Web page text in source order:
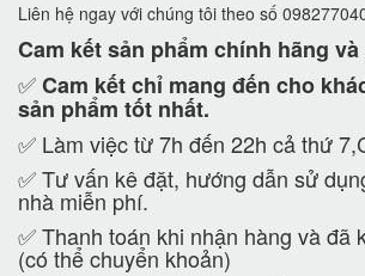
Liên hệ ngay với chúng tôi theo số
Cam kếtsản phẩm chính hãng
✅Cam kếtchỉ mang đến cho
sản phẩm tốt nhất.
✅ Làm việc từ 7h đến 22h cả thứ
✅ Tư vấn kê đặt, hướng dẫn sử
nhà miễn phí.
✅ Thanh toán khi nhận hàng và đã
(có thể chuyển khoản)